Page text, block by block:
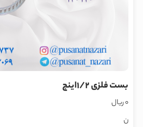
بست فلزی 1/2اینچ
0 ریال
ن